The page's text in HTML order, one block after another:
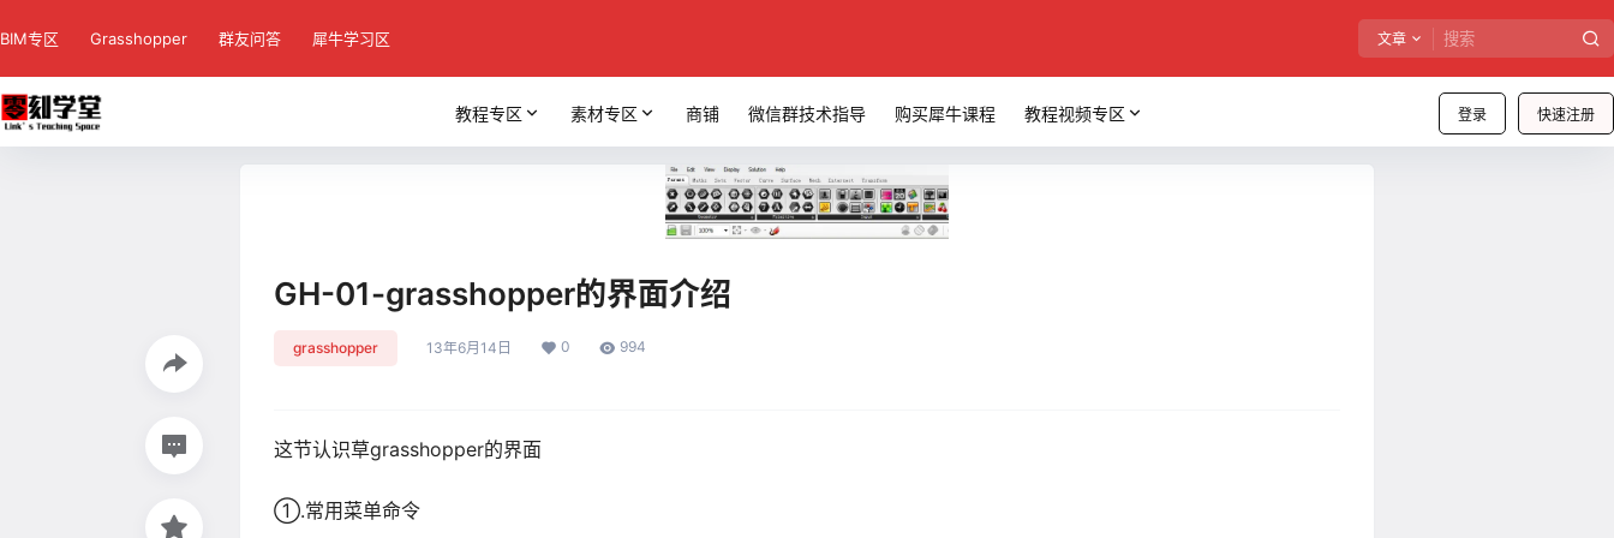
BIM专区 Grasshopper 群友问答 犀牛学习区 文章
登录 快速注册
教程专区 素材专区 商铺 微信群技术指导 购买犀牛课程 教程视频专区
GH-01-grasshopper的界面介绍
grasshopper 13年6月14日 0 994
这节认识草grasshopper的界面
①.常用菜单命令